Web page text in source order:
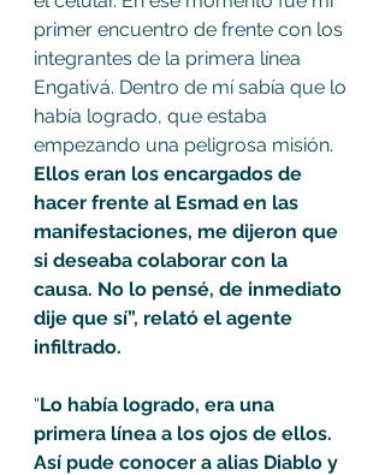
primer encuentro de frente con los
integrantes de la primera línea
Engativá. Dentro de mí sabía que lo
había logrado, que estaba
empezando una peligrosa misión.
Ellos eran los encargados de
hacer frente al Esmad en las
manifestaciones, me dijeron que
si deseaba colaborar con la
causa. No lo pensé, de inmediato
dije que sí”, relató el agente
infiltrado.
“Lo había logrado, era una
primera línea a los ojos de ellos.
Así pude conocer a alias Diablo y